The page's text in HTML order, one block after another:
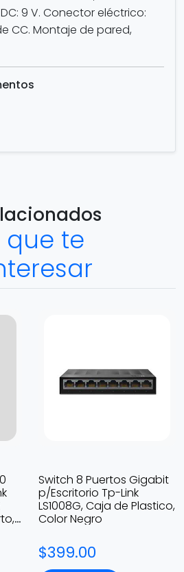
9 V. Conector eléctrico:
CC. Montaje de pared,
que te
Switch 8 Puertos Gigabit
p/Escritorio Tp-Link
LS1008G, Caja de Plastico,
Color Negro
$399.00